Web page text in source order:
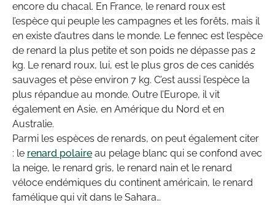
encore du chacal. En France, le renard roux est
l’espèce qui peuple les campagnes et les forêts, mais il
en existe d’autres dans le monde. Le fennec est l’espèce
de renard la plus petite et son poids ne dépasse pas 2
kg. Le renard roux, lui, est le plus gros de ces canidés
sauvages et pèse environ 7 kg. C’est aussi l’espèce la
plus répandue au monde. Outre l’Europe, il vit
également en Asie, en Amérique du Nord et en
Australie.
Parmi les espèces de renards, on peut également citer
: le renard polaire au pelage blanc qui se confond avec
la neige, le renard gris, le renard nain et le renard
véloce endémiques du continent américain, le renard
famélique qui vit dans le Sahara…